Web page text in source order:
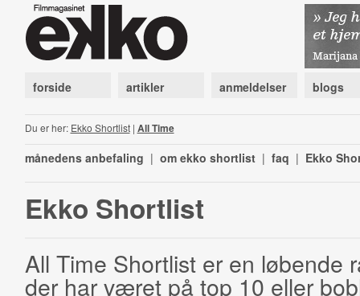
forside artikler anmeldelser blogs
Du er her: Ekko Shortlist| All Time
månedens anbefaling | om ekko shortlist | faq | Ekko
Ekko Shortlist
All Time Shortlist er en løbende
der har været på top 10 eller